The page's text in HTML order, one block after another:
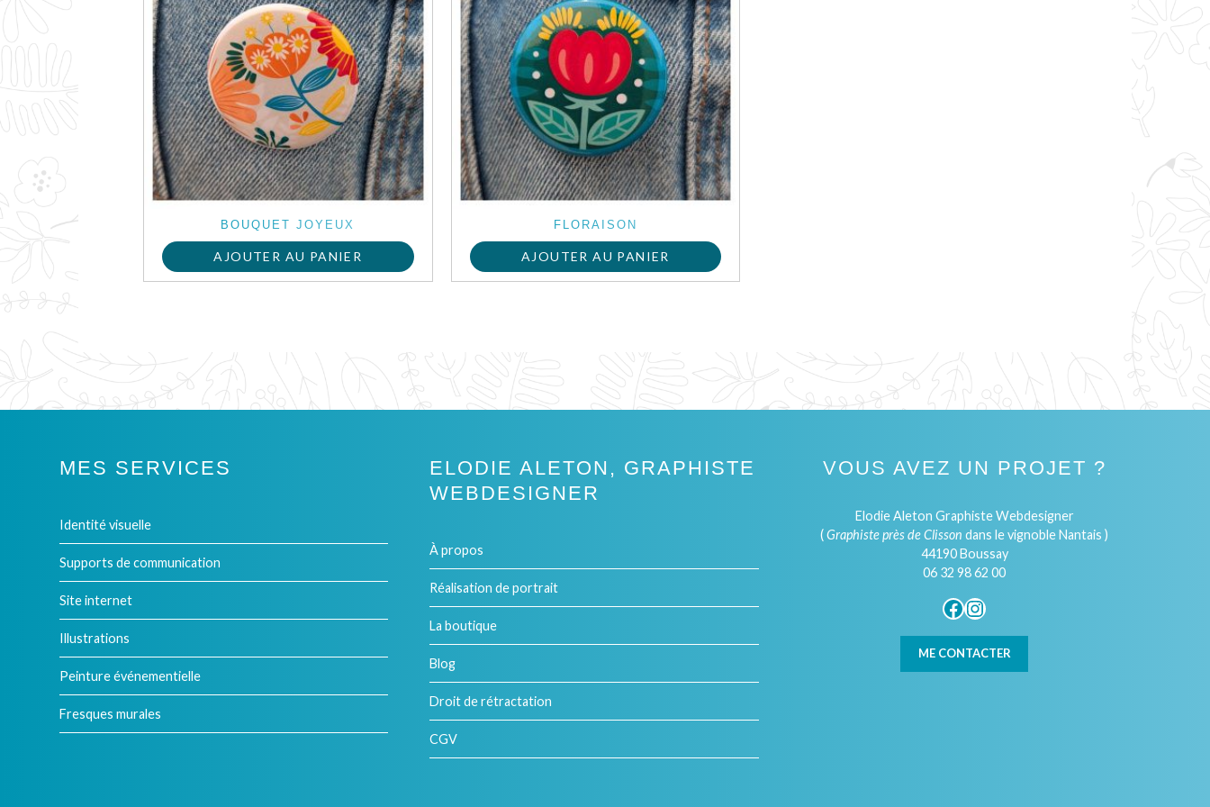
BOUQUET JOYEUX
AJOUTER AU PANIER
FLORAISON
AJOUTER AU PANIER
MES SERVICES
Identité visuelle
Supports de communication
Site internet
Illustrations
Peinture événementielle
Fresques murales
ELODIE ALETON, GRAPHISTE
WEBDESIGNER
À propos
Réalisation de portrait
La boutique
Blog
Droit de rétractation
CGV
VOUS AVEZ UN PROJET ?
Elodie Aleton Graphiste Webdesigner
(Graphiste près de Clisson dans le vignoble Nantais )
44190 Boussay
06 32 98 62 00
Facebook
Instagram
ME CONTACTER